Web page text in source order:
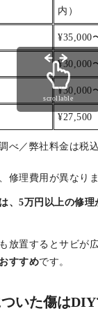
内）
¥35,000
¥30,000
¥30,000
¥27,500
べ／弊社料金は税込
scrollable
修理費用が異なりま
、5万円以上の修理
放置するとサビが
すすめです。
いた傷はDIY